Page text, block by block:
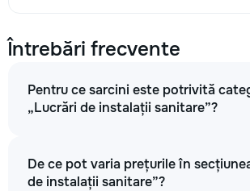
Întrebări frecvente
Pentru ce sarcini este potrivită
„Lucrări de instalații sanitare”?
De ce pot varia prețurile în
de instalații sanitare”?